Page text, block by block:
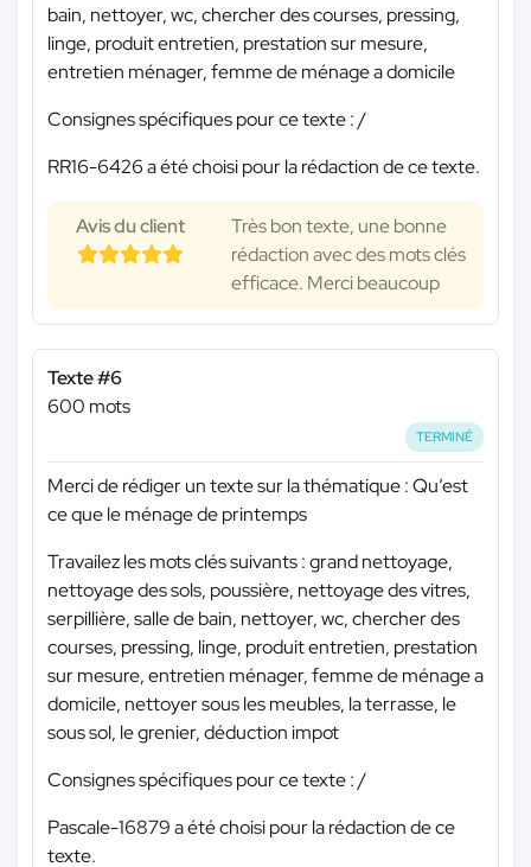
bain, nettoyer, wc, chercher des courses, pressing,
linge, produit entretien, prestation sur mesure,
entretien ménager, femme de ménage a domicile
Consignes spécifiques pour ce texte : /
RR16-6426 a été choisi pour la rédaction de ce texte.
Avis du client
Très bon texte, une bonne
rédaction avec des mots clés
efficace. Merci beaucoup
Texte #6
600 mots
TERMINÉ
Merci de rédiger un texte sur la thématique : Qu’est
ce que le ménage de printemps
Travailez les mots clés suivants : grand nettoyage,
nettoyage des sols, poussière, nettoyage des vitres,
serpillière, salle de bain, nettoyer, wc, chercher des
courses, pressing, linge, produit entretien, prestation
sur mesure, entretien ménager, femme de ménage a
domicile, nettoyer sous les meubles, la terrasse, le
sous sol, le grenier, déduction impot
Consignes spécifiques pour ce texte : /
Pascale-16879 a été choisi pour la rédaction de ce
texte.